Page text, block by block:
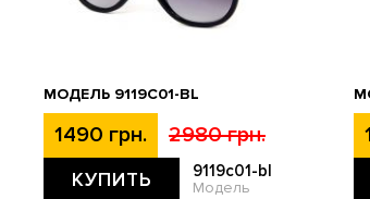
МОДЕЛЬ 9119С01-BL
1490 грн. 2980 грн.
КУПИТЬ 9119с01-bl
Модель